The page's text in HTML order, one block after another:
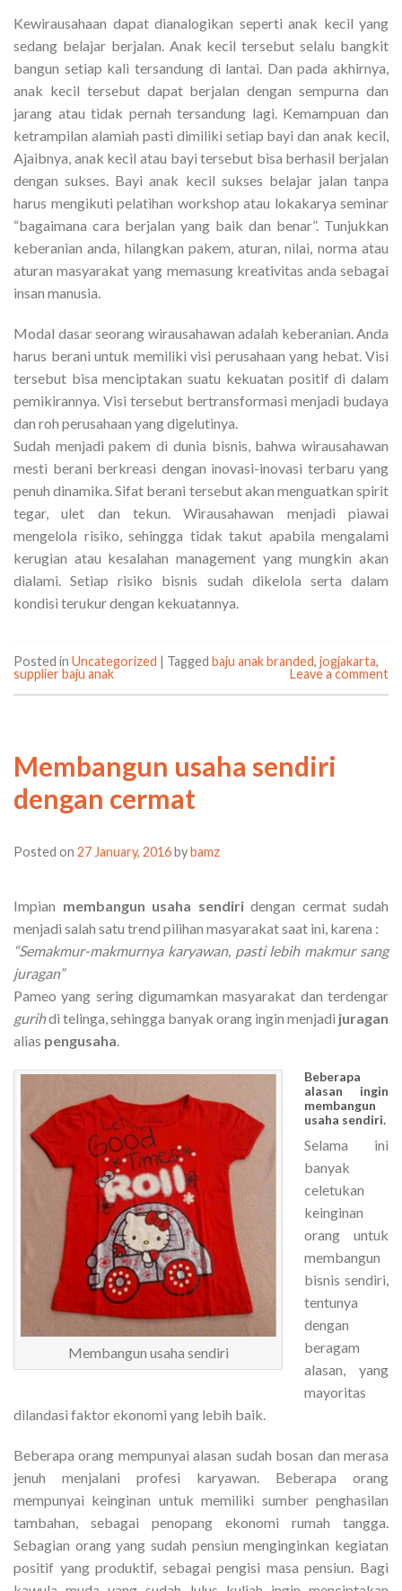
Kewirausahaan dapat dianalogikan seperti anak kecil yang
sedang belajar berjalan. Anak kecil tersebut selalu bangkit
bangun setiap kali tersandung di lantai. Dan pada akhirnya,
anak kecil tersebut dapat berjalan dengan sempurna dan
jarang atau tidak pernah tersandung lagi. Kemampuan dan
ketrampilan alamiah pasti dimiliki setiap bayi dan anak kecil,
Ajaibnya, anak kecil atau bayi tersebut bisa berhasil berjalan
dengan sukses. Bayi anak kecil sukses belajar jalan tanpa
harus mengikuti pelatihan workshop atau lokakarya seminar
“bagaimana cara berjalan yang baik dan benar”. Tunjukkan
keberanian anda, hilangkan pakem, aturan, nilai, norma atau
aturan masyarakat yang memasung kreativitas anda sebagai
insan manusia.
Modal dasar seorang wirausahawan adalah keberanian. Anda
harus berani untuk memiliki visi perusahaan yang hebat. Visi
tersebut bisa menciptakan suatu kekuatan positif di dalam
pemikirannya. Visi tersebut bertransformasi menjadi budaya
dan roh perusahaan yang digelutinya.
Sudah menjadi pakem di dunia bisnis, bahwa wirausahawan
mesti berani berkreasi dengan inovasi-inovasi terbaru yang
penuh dinamika. Sifat berani tersebut akan menguatkan spirit
tegar, ulet dan tekun. Wirausahawan menjadi piawai
mengelola risiko, sehingga tidak takut apabila mengalami
kerugian atau kesalahan management yang mungkin akan
dialami. Setiap risiko bisnis sudah dikelola serta dalam
kondisi terukur dengan kekuatannya.
Posted in Uncategorized | Tagged baju anak branded, jogjakarta,
supplier baju anak
Leave a comment
Membangun usaha sendiri
dengan cermat
Posted on 27 January, 2016bybamz
Impian membangun usaha sendiridengan cermat sudah
menjadi salah satu trend pilihan masyarakat saat ini, karena :
“Semakmur-makmurnya karyawan, pasti lebih makmur sang
juragan”
Pameo yang sering digumamkan masyarakat dan terdengar
gurihdi telinga, sehingga banyak orang ingin menjadi juragan
alias pengusaha.
Membangun usaha sendiri
Beberapa
alasan ingin
membangun
usaha sendiri.
Selama ini
banyak
celetukan
keinginan
orang untuk
membangun
bisnis sendiri,
tentunya
dengan
beragam
alasan, yang
mayoritas
dilandasi faktor ekonomi yang lebih baik.
Beberapa orang mempunyai alasan sudah bosan dan merasa
jenuh menjalani profesi karyawan. Beberapa orang
mempunyai keinginan untuk memiliki sumber penghasilan
tambahan, sebagai penopang ekonomi rumah tangga.
Sebagian orang yang sudah pensiun menginginkan kegiatan
positif yang produktif, sebagai pengisi masa pensiun. Bagi